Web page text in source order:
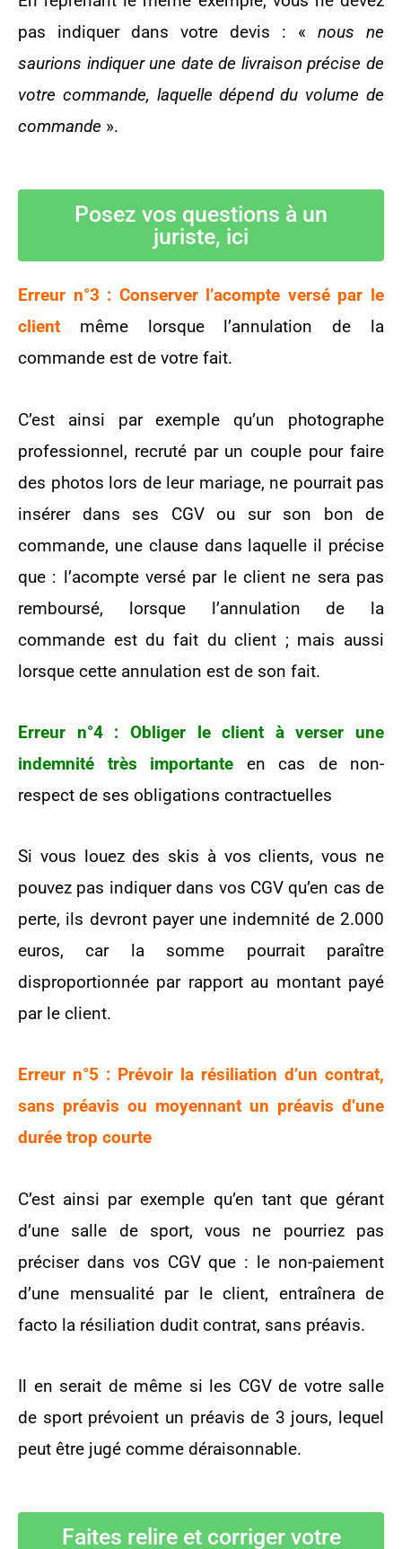
pas indiquer dans votre devis : « nous ne
saurions indiquer une date de livraison précise de
votre commande, laquelle dépend du volume de
commande ».
Posez vos questions à un
juriste, ici
Erreur n°3 : Conserver l’acompte versé par le
client
même lorsque l’annulation de la
commande est de votre fait.
C’est ainsi par exemple qu’un photographe
professionnel, recruté par un couple pour faire
des photos lors de leur mariage, ne pourrait pas
insérer dans ses CGV ou sur son bon de
commande, une clause dans laquelle il précise
que : l’acompte versé par le client ne sera pas
remboursé, lorsque l’annulation de la
commande est du fait du client ; mais aussi
lorsque cette annulation est de son fait.
Erreur n°4 : Obliger le client à verser une
indemnité très importante en cas de non-
respect de ses obligations contractuelles
Si vous louez des skis à vos clients, vous ne
pouvez pas indiquer dans vos CGV qu’en cas de
perte, ils devront payer une indemnité de 2.000
euros, car la somme pourrait paraître
disproportionnée par rapport au montant payé
par le client.
Erreur n°5 : Prévoir la résiliation d’un contrat,
sans préavis ou moyennant un préavis d’une
durée trop courte
C’est ainsi par exemple qu’en tant que gérant
d’une salle de sport, vous ne pourriez pas
préciser dans vos CGV que : le non-paiement
d’une mensualité par le client, entraînera de
facto la résiliation dudit contrat, sans préavis.
Il en serait de même si les CGV de votre salle
de sport prévoient un préavis de 3 jours, lequel
peut être jugé comme déraisonnable.
Faites relire et corriger votre